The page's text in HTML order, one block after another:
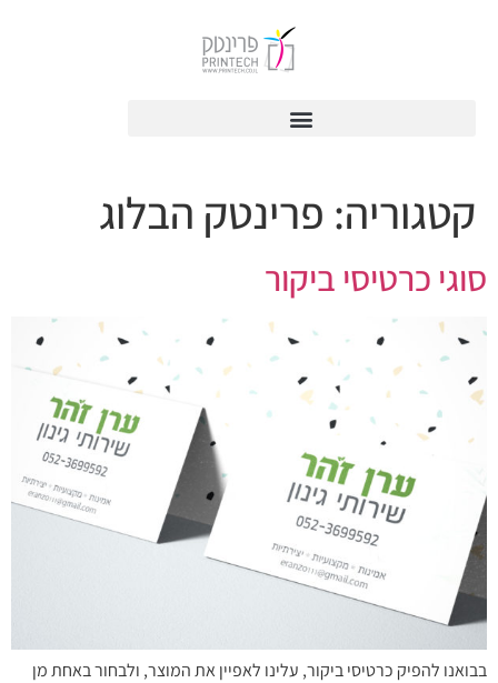
קטגוריה: פרינטק הבלוג
סוגי כרטיסי ביקור
בבואנו להפיק כרטיסי ביקור, עלינו לאפיין את המוצר, ולבחור באחת מן